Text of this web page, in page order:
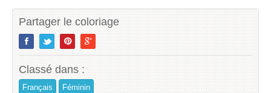
Partager le coloriage
Classé dans :
Français Féminin